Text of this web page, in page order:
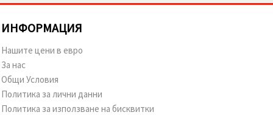
ИНФОРМАЦИЯ
Нашите цени в евро
За нас
Общи Условия
Политика за лични данни
Политика за използване на бисквитки